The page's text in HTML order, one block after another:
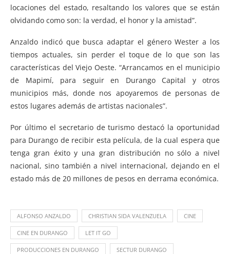
locaciones del estado, resaltando los valores que se están
olvidando como son: la verdad, el honor y la amistad”.
Anzaldo indicó que busca adaptar el género Wester a los
tiempos actuales, sin perder el toque de lo que son las
características del Viejo Oeste. “Arrancamos en el municipio
de Mapimí, para seguir en Durango Capital y otros
municipios más, donde nos apoyaremos de personas de
estos lugares además de artistas nacionales”.
Por último el secretario de turismo destacó la oportunidad
para Durango de recibir esta película, de la cual espera que
tenga gran éxito y una gran distribución no sólo a nivel
nacional, sino también a nivel internacional, dejando en el
estado más de 20 millones de pesos en derrama económica.
ALFONSO ANZALDO CHRISTIAN SIDA VALENZUELA CINE
CINE EN DURANGO LET IT GO
PRODUCCIONES EN DURANGO SECTUR DURANGO